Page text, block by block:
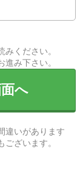
みください。
み下さい。
へ
違いがあります
ざいます。